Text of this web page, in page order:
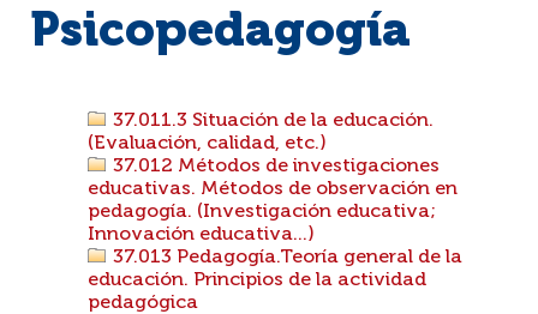
Psicopedagogía
37.011.3 Situación de la educación.
(Evaluación, calidad, etc.)
37.012 Métodos de investigaciones
educativas. Métodos de observación en
pedagogía. (Investigación educativa;
Innovación educativa...)
37.013 Pedagogía.Teoría general de la
educación. Principios de la actividad
pedagógica